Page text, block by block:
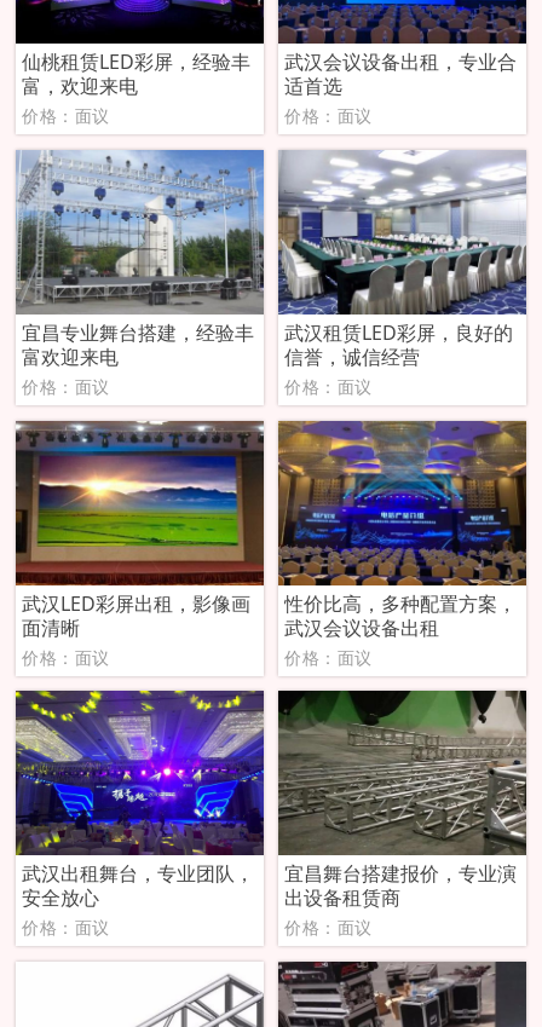
仙桃租赁LED彩屏，经验丰
富，欢迎来电
价格：面议
武汉会议设备出租，专业合
适首选
价格：面议
宜昌专业舞台搭建，经验丰
富欢迎来电
价格：面议
武汉租赁LED彩屏，良好的
信誉，诚信经营
价格：面议
武汉LED彩屏出租，影像画
面清晰
价格：面议
性价比高，多种配置方案，
武汉会议设备出租
价格：面议
武汉出租舞台，专业团队，
安全放心
价格：面议
宜昌舞台搭建报价，专业演
出设备租赁商
价格：面议